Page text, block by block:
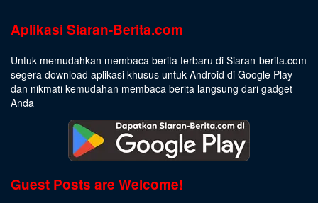
Aplikasi Siaran-Berita.com
Untuk memudahkan membaca berita terbaru di Siaran-berita.com
segera download aplikasi khusus untuk Android di Google Play
dan nikmati kemudahan membaca berita langsung dari gadget
Anda
Guest Posts are Welcome!